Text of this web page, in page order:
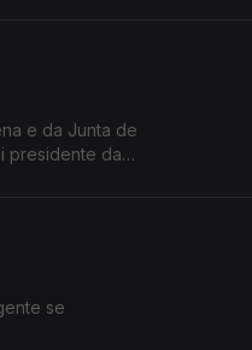
presidente da
se